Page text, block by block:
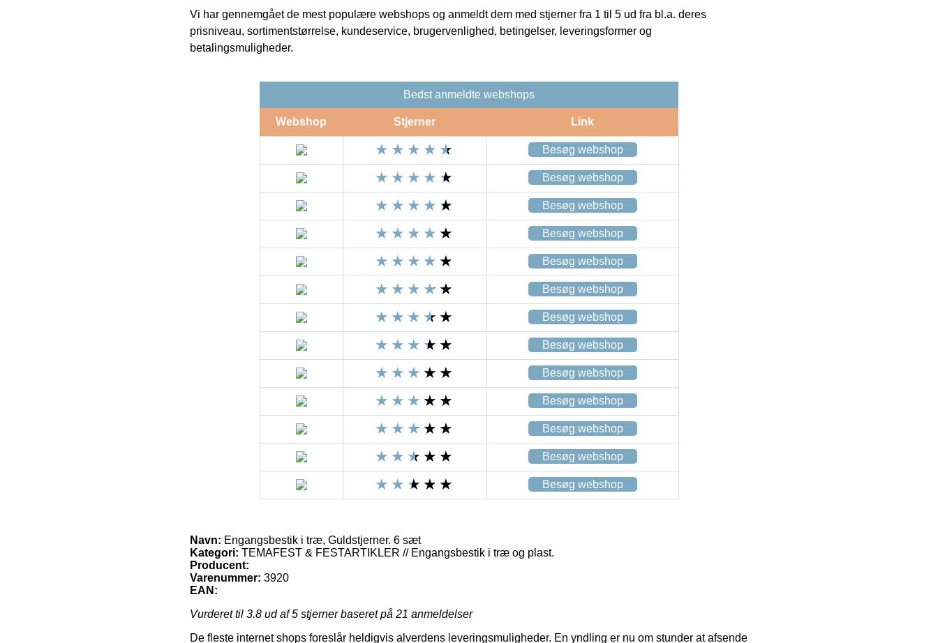
Vi har gennemgået de mest populære webshops og anmeldt dem med stjerner fra 1 til 5 ud fra bl.a. deres
prisniveau, sortimentstørrelse, kundeservice, brugervenlighed, betingelser, leveringsformer og
betalingsmuligheder.
Bedst anmeldte webshops
Webshop Stjerner Link
Besøg webshop
Besøg webshop
Besøg webshop
Besøg webshop
Besøg webshop
Besøg webshop
Besøg webshop
Besøg webshop
Besøg webshop
Besøg webshop
Besøg webshop
Besøg webshop
Besøg webshop
Navn: Engangsbestik i træ, Guldstjerner. 6 sæt
Kategori: TEMAFEST & FESTARTIKLER // Engangsbestik i træ og plast.
Producent:
Varenummer: 3920
EAN:
Vurderet til 3.8 ud af 5 stjerner baseret på 21 anmeldelser
De fleste internet shops foreslår heldigvis alverdens leveringsmuligheder. En yndling er nu om stunder at afsende